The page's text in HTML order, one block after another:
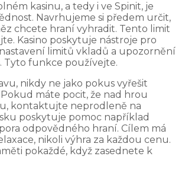
kasinu, a tedy i ve Spinit, je
Navrhujeme si předem určit,
chcete hraní vyhradit. Tento limit
Kasino poskytuje nástroje pro
limitů vkladů a upozornění
Tyto funkce používejte.
nikdy ne jako pokus vyřešit
máte pocit, že nad hrou
kontaktujte neprodleně na
poskytuje pomoc například
odpovědného hraní. Cílem má
nikoli výhra za každou cenu.
pokaždé, když zasednete k